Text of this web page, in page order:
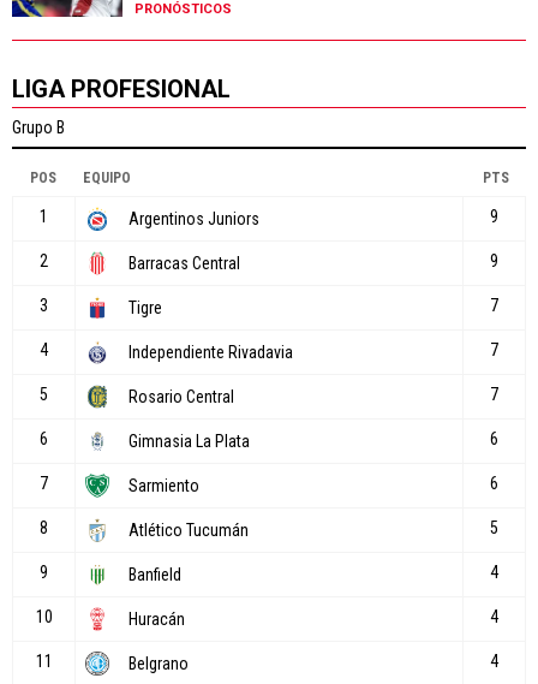
PRONÓSTICOS
LIGA PROFESIONAL